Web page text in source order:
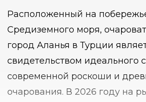
Расположенный на
Средиземного моря,
город Аланья в Турции
свидетельством идеального
современной роскоши и
очарования. В 2026 году на